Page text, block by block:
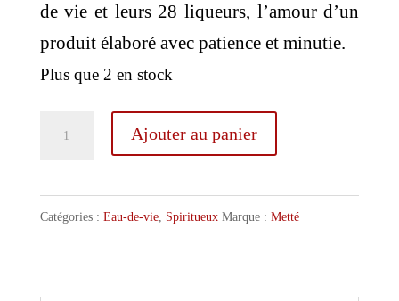
de vie et leurs 28 liqueurs, l’amour d’un
produit élaboré avec patience et minutie.
Plus que 2 en stock
quantité
Eau
Ajouter au panier
Catégories : Eau-de-vie, Spiritueux Marque : Metté